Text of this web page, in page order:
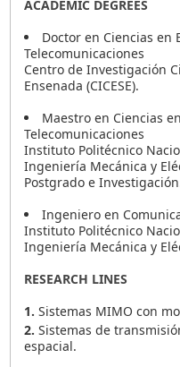
ACADEMIC DEGREES
Doctor en Ciencias en
Telecomunicaciones
Centro de Investigación
Ensenada (CICESE).
Maestro en Ciencias
Telecomunicaciones
Instituto Politécnico
Ingeniería Mecánica y
Postgrado e
Ingeniero en
Instituto Politécnico
Ingeniería Mecánica y
RESEARCH LINES
1.Sistemas MIMO con
2.Sistemas de
espacial.